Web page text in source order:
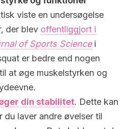
viste en undersøgelse
der blev offentliggjort i
of Sports Sciencei
er bedre end nogen
at øge muskelstyrken og
din stabilitet. Dette kan
laver andre øvelser til